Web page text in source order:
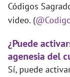
Códigos
video. (
¿Puede
agenesia del
Sí, puede